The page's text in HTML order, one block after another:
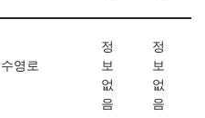
영로
정
보
없
음
정
보
없
음